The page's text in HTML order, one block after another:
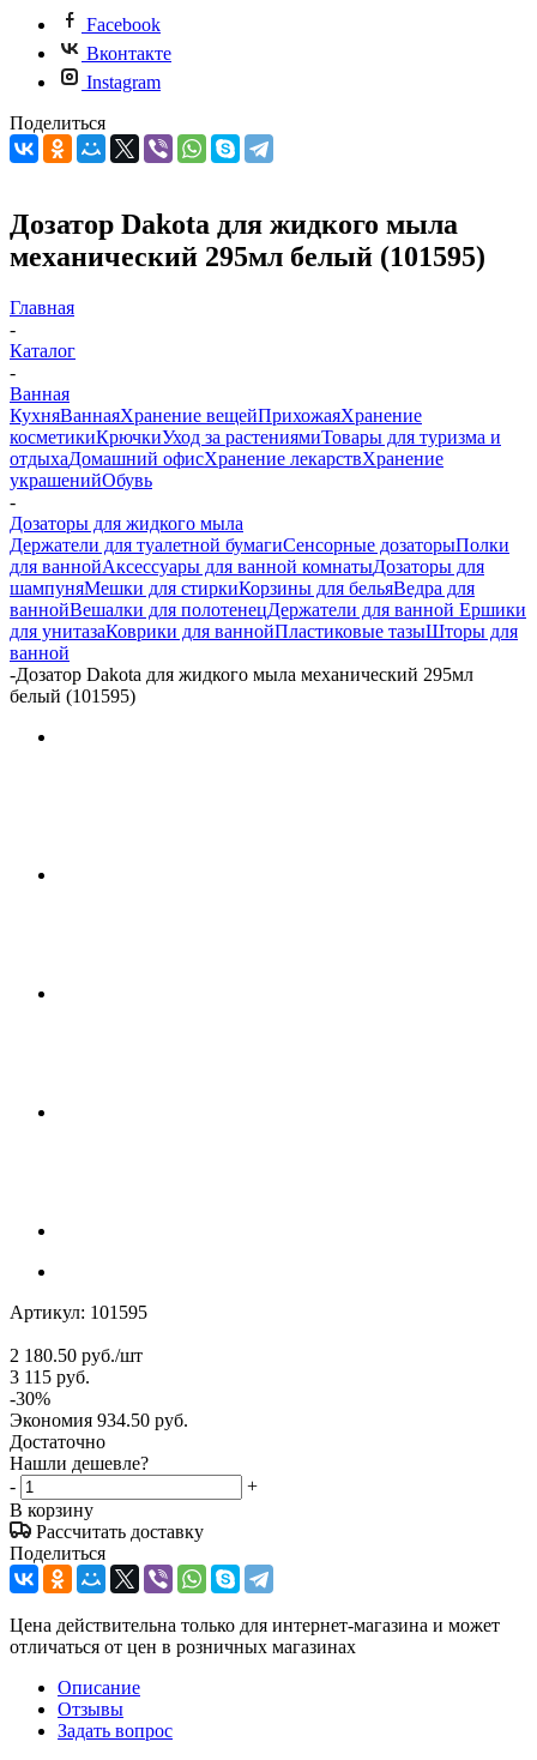
Facebook
Вконтакте
Instagram
Поделиться
Дозатор Dakota для жидкого мыла
механический 295мл белый (101595)
Главная
-
Каталог
-
Ванная
КухняВаннаяХранение вещейПрихожаяХранение
косметикиКрючкиУход за растениямиТовары для туризма и
отдыхаДомашний офисХранение лекарствХранение
украшенийОбувь
-
Дозаторы для жидкого мыла
Держатели для туалетной бумагиСенсорные дозаторыПолки
для ваннойАксессуары для ванной комнатыДозаторы для
шампуняМешки для стиркиКорзины для бельяВедра для
ваннойВешалки для полотенецДержатели для ванной Ершики
для унитазаКоврики для ваннойПластиковые тазыШторы для
ванной
-Дозатор Dakota для жидкого мыла механический 295мл
белый (101595)
Артикул: 101595
2 180.50 руб./шт
3 115 руб.
-30%
Экономия 934.50 руб.
Достаточно
Нашли дешевле?
-
+
В корзину
Рассчитать доставку
Поделиться
Цена действительна только для интернет-магазина и может
отличаться от цен в розничных магазинах
Описание
Отзывы
Задать вопрос